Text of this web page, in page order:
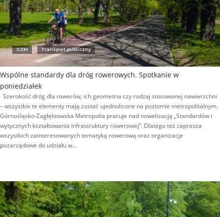
GZM Transport publiczny
Wspólne standardy dla dróg rowerowych. Spotkanie w
poniedziałek
Szerokość dróg dla rowerów, ich geometria czy rodzaj stosowanej nawierzchni
– wszystkie te elementy mają zostać ujednolicone na poziomie metropolitalnym.
Górnośląsko-Zagłębiowska Metropolia pracuje nad nowelizacją „Standardów i
wytycznych kształtowania infrastruktury rowerowej”. Dlatego też zaprasza
wszystkich zainteresowanych tematyką rowerową oraz organizacje
pozarządowe do udziału w...